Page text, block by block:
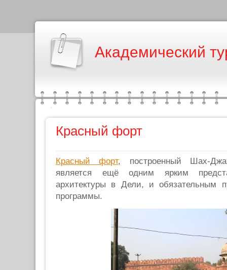
Академический
Красный форт
Красный форт, построенный Шах-
является ещё одним ярким
архитектуры в Дели, и обязательным
программы.